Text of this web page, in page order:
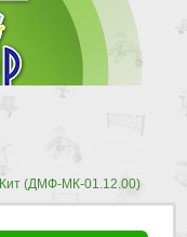
Кит (ДМФ-МК-01.12.00)